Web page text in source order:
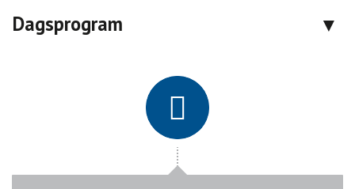
Dagsprogram